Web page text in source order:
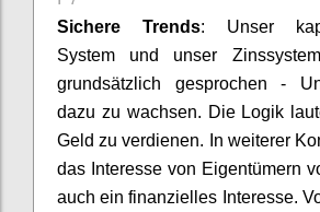
Sichere Trends: Unser
System und unser
grundsätzlich gesprochen -
dazu zu wachsen. Die Logik
Geld zu verdienen. In weiterer
das Interesse von Eigentümern
auch ein finanzielles Interesse.